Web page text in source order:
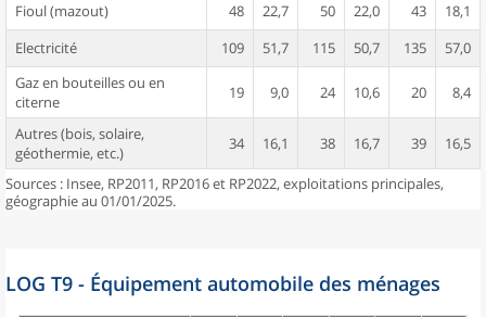
Fioul (mazout) 48 22,7 50 22,0 43
18,1
Electricité
109 51,7 115 50,7 135
57,0
Gaz en bouteilles ou en
citerne
19 9,0 24 10,6 20 8,4
Autres (bois, solaire,
géothermie, etc.)
34 16,1 38 16,7 39 16,5
Sources : Insee, RP2011, RP2016 et RP2022, exploitations principales,
géographie au 01/01/2025.
LOG T9 - Équipement automobile des ménages